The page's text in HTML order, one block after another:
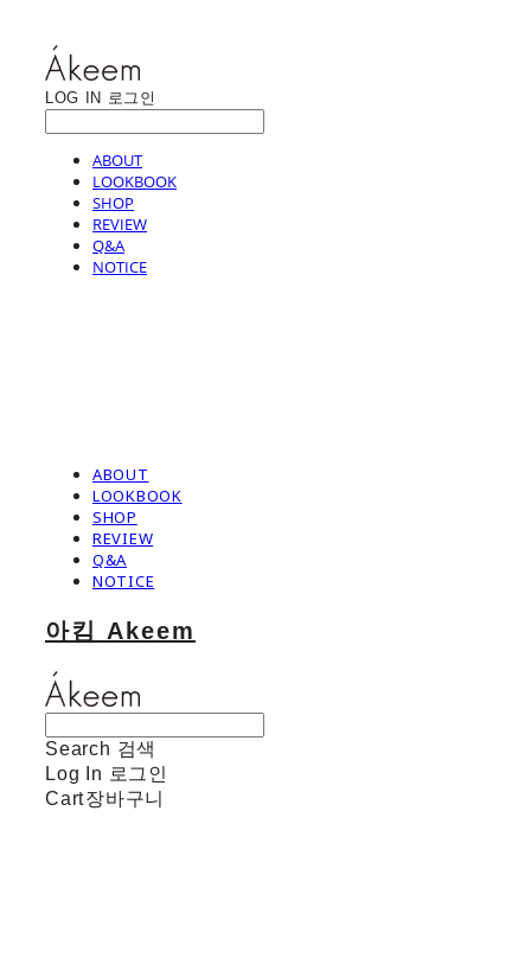
LOG IN 로그인
ABOUT
LOOKBOOK
SHOP
REVIEW
Q&A
NOTICE
ABOUT
LOOKBOOK
SHOP
REVIEW
Q&A
NOTICE
아킴 Akeem
Search 검색
Log In 로그인
Cart장바구니